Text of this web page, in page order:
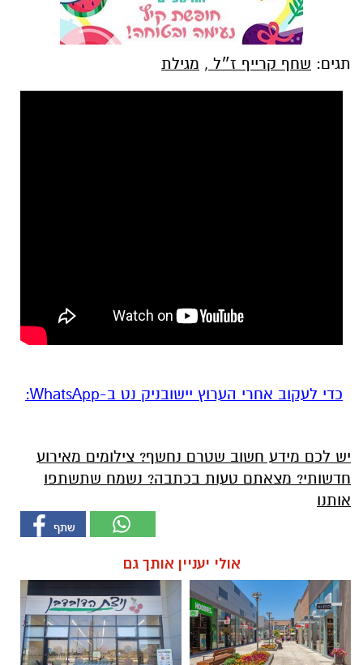
תגים: שחף קרייף ז״ל , מגילת
‏כדי לעקוב אחרי הערוץ יישובניק נט ב-WhatsApp:‏‏‏
יש לכם מידע חשוב שטרם נחשף? צילומים מאירוע
חדשותי? מצאתם טעות בכתבה? נשמח שתשתפו
אותנו
אולי יעניין אותך גם